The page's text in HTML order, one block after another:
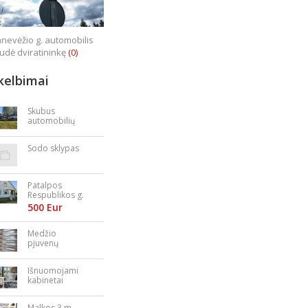
g. automobilis
dviratininkę(0)
Skubus
automobilių
Sodo sklypas
Patalpos
Respublikos g.
23
500 Eur
Medžio
pjuvenų
briketai
Išnuomojami
kabinetai
bės aikštėje